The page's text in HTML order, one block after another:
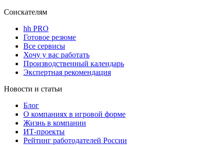
Соискателям
hh PRO
Готовое резюме
Все сервисы
Хочу у вас работать
Производственный календарь
Экспертная рекомендация
Новости и статьи
Блог
О компаниях в игровой форме
Жизнь в компании
ИТ-проекты
Рейтинг работодателей России